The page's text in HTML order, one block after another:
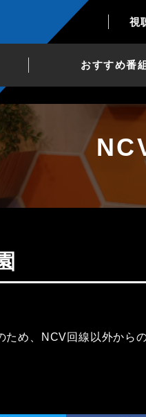
視
おすすめ番
ため、NCV回線以外から